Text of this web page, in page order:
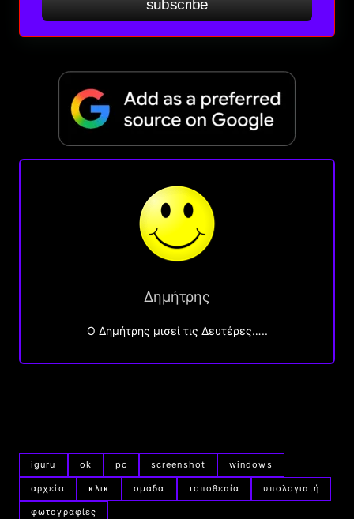
subscribe
Δημήτρης
O Δημήτρης μισεί τις Δευτέρες…..
iguru ok pc screenshot windows
αρχεία κλικ ομάδα τοποθεσία υπολογιστή
φωτογραφίες